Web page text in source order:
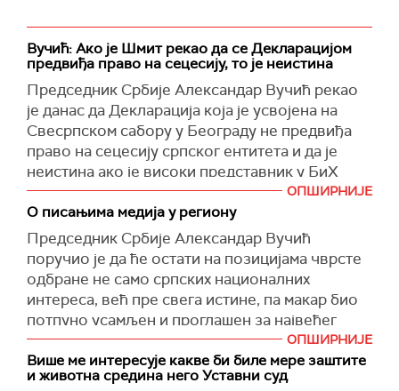
Вучић: Ако је Шмит рекао да се Декларацијом
предвиђа право на сецесију, то је неистина
Председник Србије Александар Вучић рекао
је данас да Декларација која је усвојена на
Свесрпском сабору у Београду не предвиђа
право на сецесију српског ентитета и да је
неистина ако је високи представник у БиХ
Кристијан Шмит то изјавио.
"Ја нисам пажљиво то прочитао, да будем
искрен, али ако је тачно да је рекао да се тамо
предвиђа право на сецесију српског ентитета,
реч је о ноторној лажи. Али морају тиме да се
служе, зато што не би знали шта је друго
лоше", рекао је Вучић наводећи током
обраћања грађанима, одговарајући на питање
новинара да прокоментарише изјаву високог
представника у БиХ Кристијана Шмита да
ОПШИРНИЈЕ
О писањима медија у региону
Председник Србије Александар Вучић
поручио је да ће остати на позицијама чврсте
одбране не само српских националних
интереса, већ пре свега истине, па макар био
потпуно усамљен и проглашен за највећег
зликовца, а да поједини медији у региону имају
задатак да пишу текстове против њега и
Србије.
ОПШИРНИЈЕ
Више ме интересује какве би биле мере заштите
и животна средина него Уставни суд